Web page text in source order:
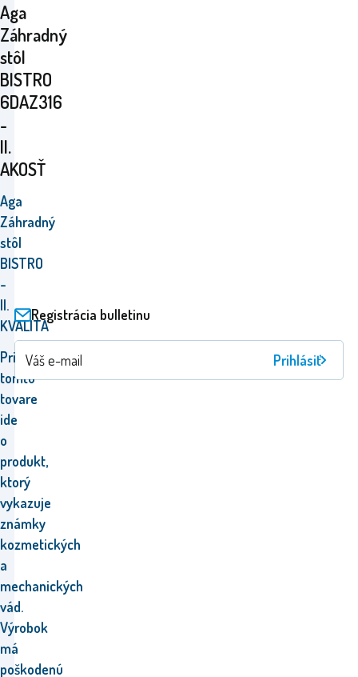
Aga
Záhradný
stôl
BISTRO
6DAZ316
-
II.
AKOSŤ
Aga
Záhradný
stôl
BISTRO
-
II.
KVALITA
Pri
tomto
tovare
ide
o
produkt,
ktorý
vykazuje
známky
kozmetických
a
mechanických
vád.
Výrobok
má
poškodenú
Registrácia bulletinu
Prihlásiť